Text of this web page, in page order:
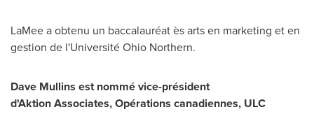
LaMee a obtenu un baccalauréat ès arts en marketing et en
gestion de l'Université Ohio Northern.
Dave Mullins est nommé vice-président
d'Aktion Associates, Opérations canadiennes, ULC